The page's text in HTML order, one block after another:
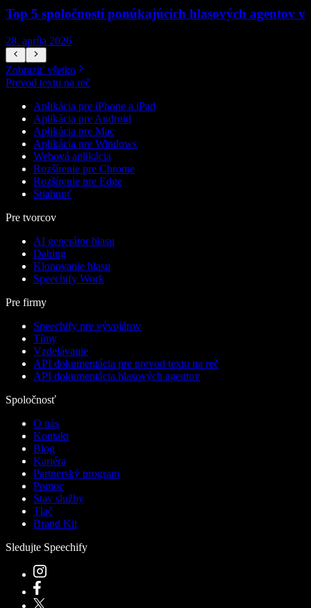
Top 5 spoločností ponúkajúcich hlasových agentov v
28. apríla 2026
Zobraziť všetko
Prevod textu na reč
Aplikácia pre iPhone a iPad
Aplikácia pre Android
Aplikácia pre Mac
Aplikácia pre Windows
Webová aplikácia
Rozšírenie pre Chrome
Rozšírenie pre Edge
Stiahnuť
Pre tvorcov
AI generátor hlasu
Dabing
Klonovanie hlasu
Speechify Work
Pre firmy
Speechify pre vývojárov
Tímy
Vzdelávanie
API dokumentácia pre prevod textu na reč
API dokumentácia hlasových agentov
Spoločnosť
O nás
Kontakt
Blog
Kariéra
Partnerský program
Pomoc
Stav služby
Tlač
Brand Kit
Sledujte Speechify